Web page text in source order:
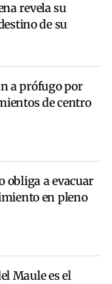
revela su
de su
a prófugo por
de centro
obliga a evacuar
en pleno
Maule es el